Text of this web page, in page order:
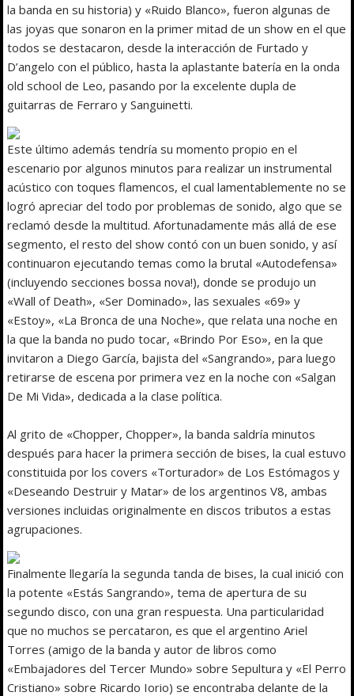
la banda en su historia) y «Ruido Blanco», fueron algunas de
las joyas que sonaron en la primer mitad de un show en el que
todos se destacaron, desde la interacción de Furtado y
D’angelo con el público, hasta la aplastante batería en la onda
old school de Leo, pasando por la excelente dupla de
guitarras de Ferraro y Sanguinetti.
Este último además tendría su momento propio en el
escenario por algunos minutos para realizar un instrumental
acústico con toques flamencos, el cual lamentablemente no se
logró apreciar del todo por problemas de sonido, algo que se
reclamó desde la multitud. Afortunadamente más allá de ese
segmento, el resto del show contó con un buen sonido, y así
continuaron ejecutando temas como la brutal «Autodefensa»
(incluyendo secciones bossa nova!), donde se produjo un
«Wall of Death», «Ser Dominado», las sexuales «69» y
«Estoy», «La Bronca de una Noche», que relata una noche en
la que la banda no pudo tocar, «Brindo Por Eso», en la que
invitaron a Diego García, bajista del «Sangrando», para luego
retirarse de escena por primera vez en la noche con «Salgan
De Mi Vida», dedicada a la clase política.
Al grito de «Chopper, Chopper», la banda saldría minutos
después para hacer la primera sección de bises, la cual estuvo
constituida por los covers «Torturador» de Los Estómagos y
«Deseando Destruir y Matar» de los argentinos V8, ambas
versiones incluidas originalmente en discos tributos a estas
agrupaciones.
Finalmente llegaría la segunda tanda de bises, la cual inició con
la potente «Estás Sangrando», tema de apertura de su
segundo disco, con una gran respuesta. Una particularidad
que no muchos se percataron, es que el argentino Ariel
Torres (amigo de la banda y autor de libros como
«Embajadores del Tercer Mundo» sobre Sepultura y «El Perro
Cristiano» sobre Ricardo Iorio) se encontraba delante de la